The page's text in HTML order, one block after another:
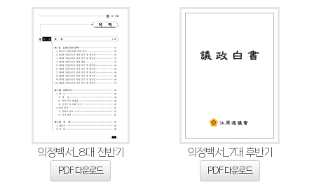
의정백서_8대 전반기
PDF 다운로드
의정백서_7대 후반기
PDF 다운로드